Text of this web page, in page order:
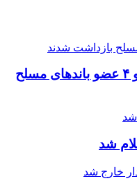
۲۱ عامل موساد و ۴ عضو باند‌های مسلح
شد